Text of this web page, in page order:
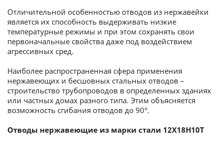
Отличительной особенностью отводов из нержавейки
является их способность выдерживать низкие
температурные режимы и при этом сохранять свои
первоначальные свойства даже под воздействием
агрессивных сред.
Наиболее распространенная сфера применения
нержавеющих и бесшовных стальных отводов –
строительство трубопроводов в определенных зданиях
или частных домах разного типа. Этим объясняется
возможность сгибания отводов до 90°.
Отводы нержавеющие из марки стали 12Х18Н10Т